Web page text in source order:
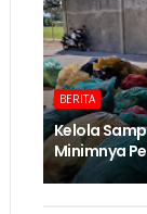
BERITA
Kelola
Minimnya